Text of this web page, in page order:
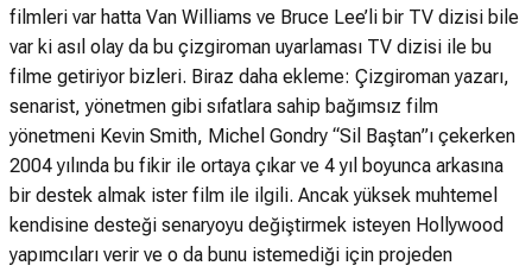
filmleri var hatta Van Williams ve Bruce Lee’li bir TV dizisi bile
var ki asıl olay da bu çizgiroman uyarlaması TV dizisi ile bu
filme getiriyor bizleri. Biraz daha ekleme: Çizgiroman yazarı,
senarist, yönetmen gibi sıfatlara sahip bağımsız film
yönetmeni Kevin Smith, Michel Gondry “Sil Baştan”ı çekerken
2004 yılında bu fikir ile ortaya çıkar ve 4 yıl boyunca arkasına
bir destek almak ister film ile ilgili. Ancak yüksek muhtemel
kendisine desteği senaryoyu değiştirmek isteyen Hollywood
yapımcıları verir ve o da bunu istemediği için projeden